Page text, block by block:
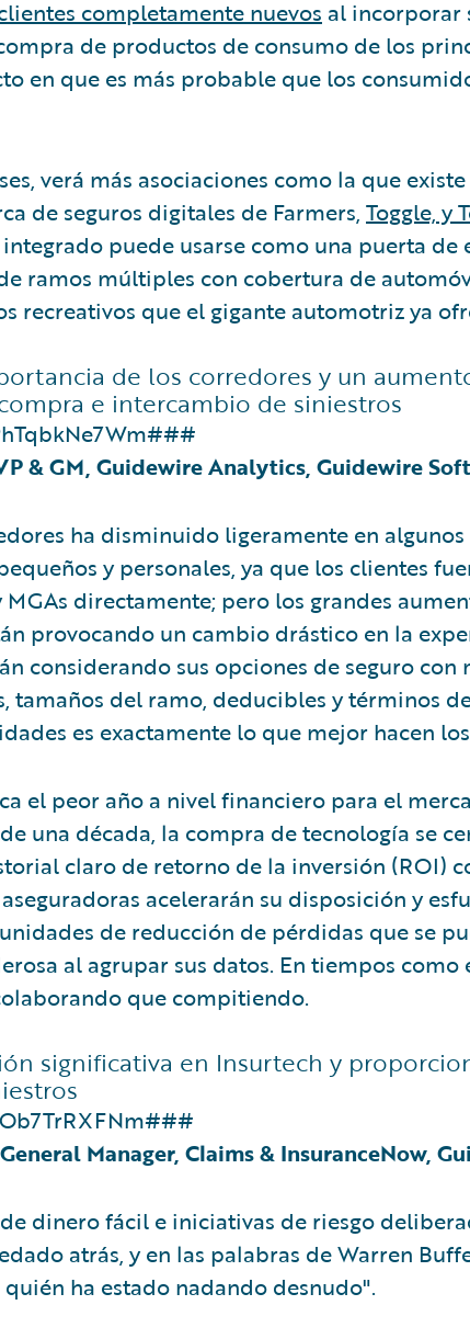
completamente nuevos al incorporar
de productos de consumo de los
en que es más probable que los
verá más asociaciones como la que
de seguros digitales de Farmers, Toggle, y
integrado puede usarse como una puerta de
ramos múltiples con cobertura de
recreativos que el gigante automotriz ya
de los corredores y un
e intercambio de siniestros
& GM, Guidewire Analytics, Guidewire
ha disminuido ligeramente en
y personales, ya que los clientes
MGAs directamente; pero los grandes
provocando un cambio drástico en la
considerando sus opciones de seguro con
tamaños del ramo, deducibles y términos
es exactamente lo que mejor hacen
el peor año a nivel financiero para el
una década, la compra de tecnología se
claro de retorno de la inversión (ROI)
acelerarán su disposición y
de reducción de pérdidas que se
al agrupar sus datos. En tiempos como
que compitiendo.
significativa en Insurtech y
Manager, Claims & InsuranceNow,
dinero fácil e iniciativas de riesgo
atrás, y en las palabras de Warren
ha estado nadando desnudo".